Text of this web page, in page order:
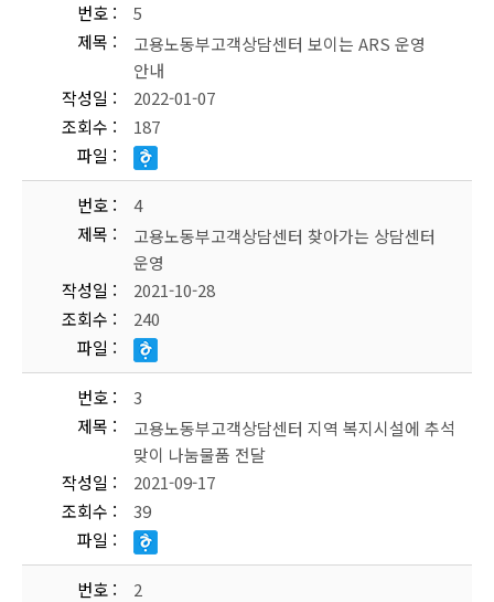
번호
5
제목
고용노동부고객상담센터 보이는 ARS 운영
안내
작성일
2022-01-07
조회수
187
파일
번호
4
제목
고용노동부고객상담센터 찾아가는 상담센터
운영
작성일
2021-10-28
조회수
240
파일
번호
3
제목
고용노동부고객상담센터 지역 복지시설에 추석
맞이 나눔물품 전달
작성일
2021-09-17
조회수
39
파일
번호
2